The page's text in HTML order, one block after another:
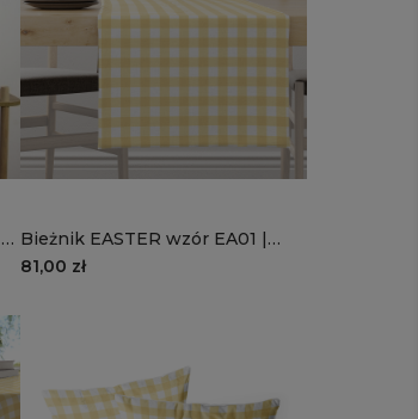
Bieżnik EASTER wzór EA01 |
słoneczna kratka
81,00 zł